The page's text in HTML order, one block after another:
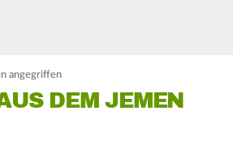
angegriffen
DEM JEMEN